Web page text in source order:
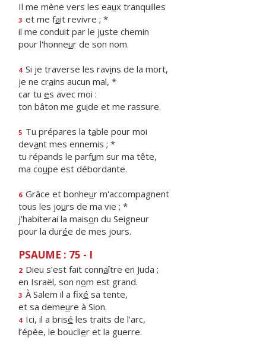
Il me mène vers les eaux tranquilles
3 et me fait revivre ; *
il me conduit par le juste chemin
pour l'honneur de son nom.
4 Si je traverse les ravins de la mort,
je ne crains aucun mal, *
car tu es avec moi :
ton bâton me guide et me rassure.
5 Tu prépares la table pour moi
devant mes ennemis ; *
tu répands le parfum sur ma tête,
ma coupe est débordante.
6 Grâce et bonheur m'accompagnent
tous les jours de ma vie ; *
j'habiterai la maison du Seigneur
pour la durée de mes jours.
PSAUME : 75 - I
2 Dieu s’est fait connaître en Juda ;
en Israël, son nom est grand.
3 À Salem il a fixé sa tente,
et sa demeure à Sion.
4 Ici, il a brisé les traits de l’arc,
l’épée, le bouclier et la guerre.